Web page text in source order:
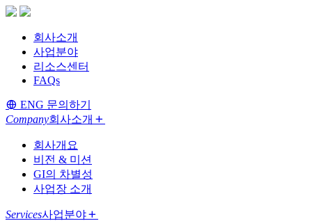
회사소개
사업분야
리소스센터
FAQs
ENG 문의하기
Company회사소개
회사개요
비전 & 미션
GI의 차별성
사업장 소개
Services사업분야